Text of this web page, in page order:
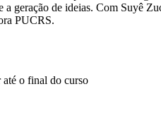
geração de ideias. Com Suyê
PUCRS.
o final do curso